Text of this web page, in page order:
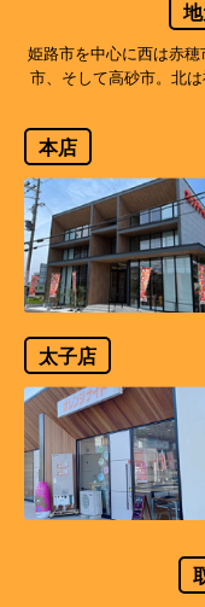
姫路市を中心に西は赤穂
市、そして高砂市。北
本店
太子店